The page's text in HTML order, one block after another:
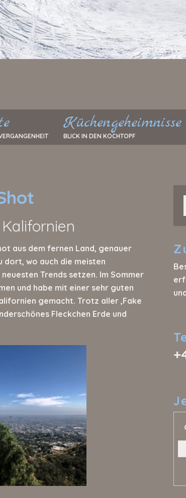
Küchengeheimnisse
BLICK IN DEN KOCHTOPF
aus dem fernen Land, genauer
dort, wo auch die meisten
Trends setzen. Im Sommer
und habe mit einer sehr guten
gemacht. Trotz aller ‚Fake
Fleckchen Erde und